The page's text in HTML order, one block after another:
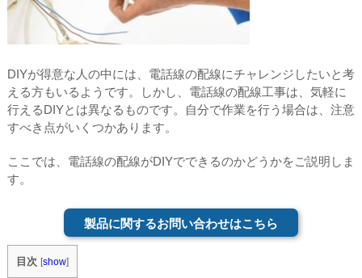
DIYが得意な人の中には、電話線の配線にチャレンジしたいと考
える方もいるようです。しかし、電話線の配線工事は、気軽に
行えるDIYとは異なるものです。自分で作業を行う場合は、注意
すべき点がいくつかあります。
ここでは、電話線の配線がDIYでできるのかどうかをご説明しま
す。
製品に関するお問い合わせはこちら
目次 [show]